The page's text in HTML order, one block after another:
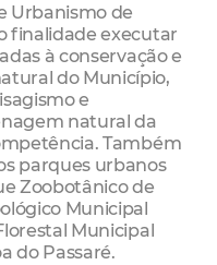
Urbanismo de
finalidade executar
à conservação e
do Município,
e
natural da
Também
parques urbanos
Zoobotânico de
Municipal
Municipal
do Passaré.